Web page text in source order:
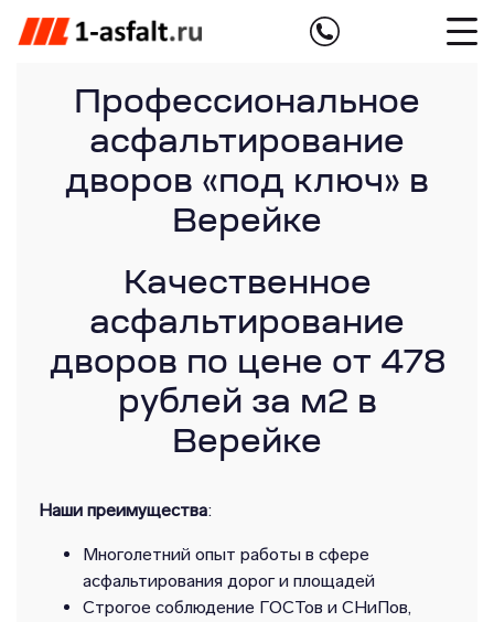
Профессиональное
асфальтирование
дворов «под ключ» в
Верейке
Качественное
асфальтирование
дворов по цене от 478
рублей за м2 в
Верейке
Наши преимущества:
Многолетний опыт работы в сфере
асфальтирования дорог и площадей
Строгое соблюдение ГОСТов и СНиПов,